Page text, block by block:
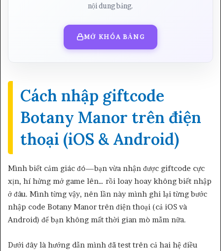
nội dung bảng.
MỞ KHÓA BẢNG
Cách nhập giftcode
Botany Manor trên điện
thoại (iOS & Android)
Mình biết cảm giác đó—bạn vừa nhận được giftcode cực
xịn, hí hửng mở game lên… rồi loay hoay không biết nhập
ở đâu. Mình từng vậy, nên lần này mình ghi lại từng bước
nhập code Botany Manor trên điện thoại (cả iOS và
Android) để bạn không mất thời gian mò mẫm nữa.
Dưới đây là hướng dẫn mình đã test trên cả hai hệ điều